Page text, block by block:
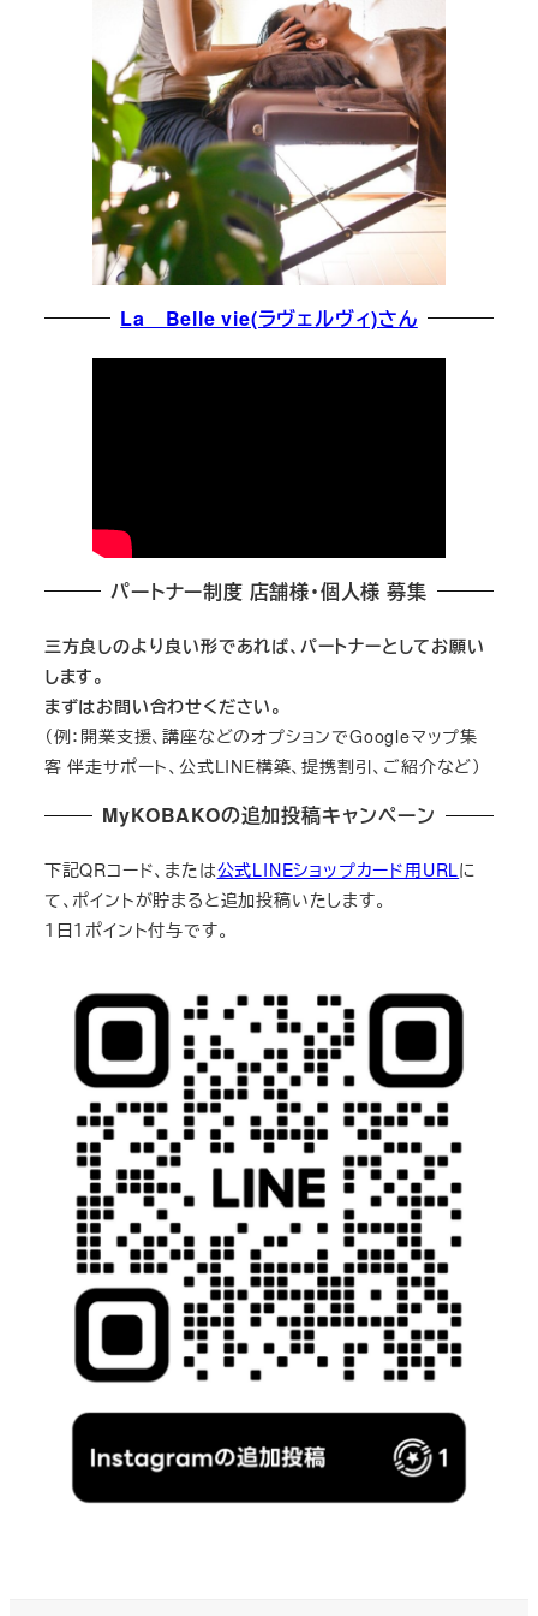
La Belle vie(ラヴェルヴィ)さん
パートナー制度 店舗様・個人様 募集
三方良しのより良い形であれば、パートナーとしてお願い
します。
まずはお問い合わせください。
（例：開業支援、講座などのオプションでGoogleマップ集
客 伴走サポート、公式LINE構築、提携割引、ご紹介など）
MyKOBAKOの追加投稿キャンペーン
下記QRコード、または公式LINEショップカード用URLに
て、ポイントが貯まると追加投稿いたします。
１日１ポイント付与です。